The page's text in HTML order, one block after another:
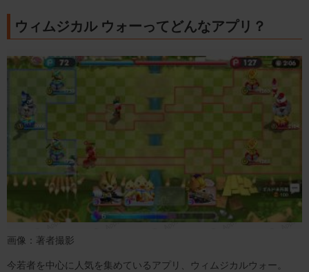
ウィムジカル ウォーってどんなアプリ？
画像：著者撮影
今若者を中心に人気を集めているアプリ、ウィムジカルウォー。